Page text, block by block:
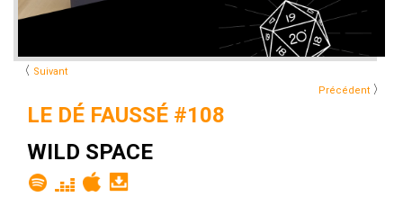
〈 Suivant
Précédent 〉
LE DÉ FAUSSÉ #108
WILD SPACE